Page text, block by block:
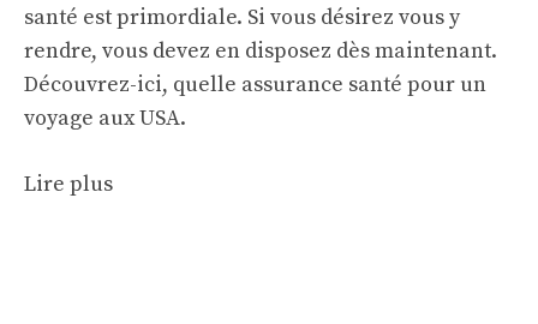
santé est primordiale. Si vous désirez vous y
rendre, vous devez en disposez dès maintenant.
Découvrez-ici, quelle assurance santé pour un
voyage aux USA.
Lire plus